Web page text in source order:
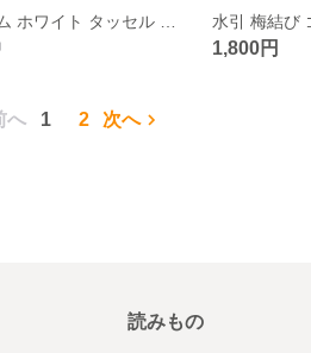
1,800円
へ 1 2 次へ
読みもの